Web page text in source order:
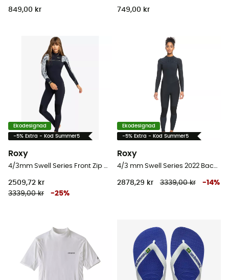
849,00 kr 749,00 kr
Ekodesignad
-5% Extra - Kod Summer5
Roxy
4/3mm Swell Series Front Zip GBS - Våtdräkt för surfing - Dam
2509,72 kr
3339,00 kr
-25%
Ekodesignad
-5% Extra - Kod Summer5
Roxy
4/3 mm Swell Series 2022 Back Zip GBS - Våtdräkt för surfing - Dam
2878,29 kr 3339,00 kr -14%